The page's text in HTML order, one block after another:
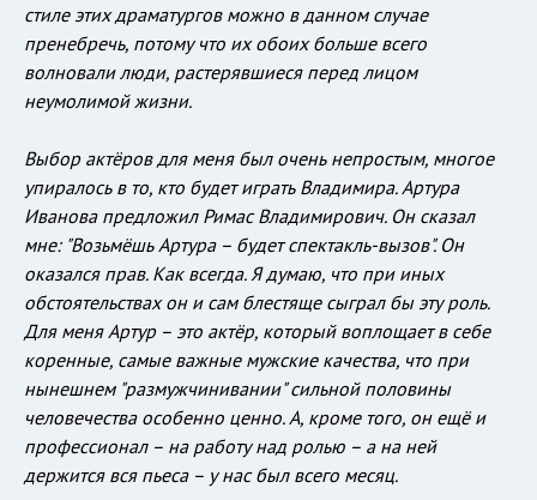
стиле этих драматургов можно в данном случае
пренебречь, потому что их обоих больше всего
волновали люди, растерявшиеся перед лицом
неумолимой жизни.
Выбор актёров для меня был очень непростым, многое
упиралось в то, кто будет играть Владимира. Артура
Иванова предложил Римас Владимирович. Он сказал
мне: "Возьмёшь Артура – будет спектакль-вызов". Он
оказался прав. Как всегда. Я думаю, что при иных
обстоятельствах он и сам блестяще сыграл бы эту роль.
Для меня Артур – это актёр, который воплощает в себе
коренные, самые важные мужские качества, что при
нынешнем "размужчинивании" сильной половины
человечества особенно ценно. А, кроме того, он ещё и
профессионал – на работу над ролью – а на ней
держится вся пьеса – у нас был всего месяц.